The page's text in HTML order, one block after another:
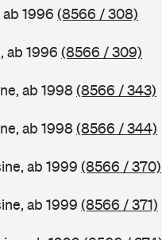
1996 (8566 / 308)
ab 1996 (8566 / 309)
ab 1998(8566 / 343)
ab 1998(8566 / 344)
ab 1999 (8566 / 370)
ab 1999 (8566 / 371)